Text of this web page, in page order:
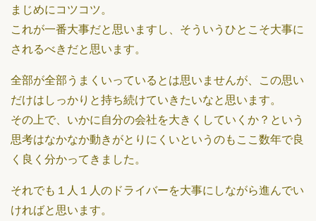
まじめにコツコツ。
これが一番大事だと思いますし、そういうひとこそ大事に
されるべきだと思います。
全部が全部うまくいっているとは思いませんが、この思い
だけはしっかりと持ち続けていきたいなと思います。
その上で、いかに自分の会社を大きくしていくか？という
思考はなかなか動きがとりにくいというのもここ数年で良
く良く分かってきました。
それでも１人１人のドライバーを大事にしながら進んでい
ければと思います。